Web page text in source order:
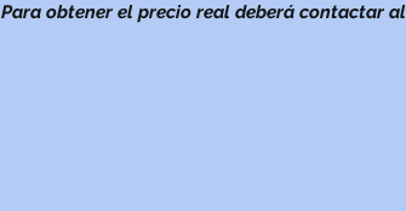
Para obtener el precio real deberá contactar